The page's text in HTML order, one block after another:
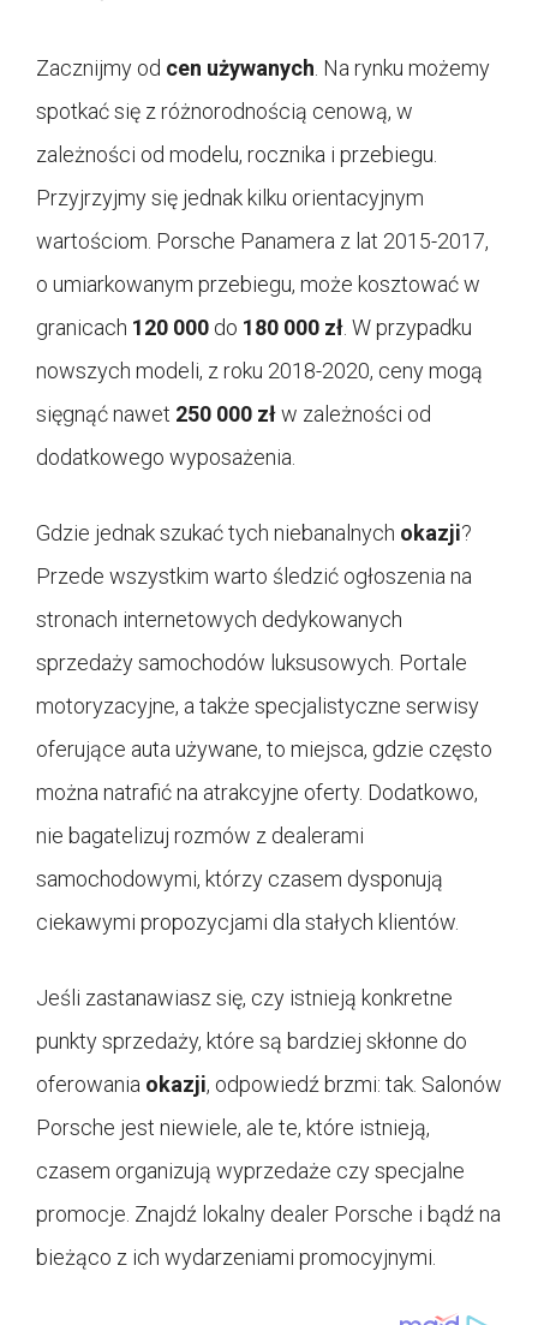
Zacznijmy od cen używanych . Na rynku możemy
spotkać się z różnorodnością cenową, w
zależności od modelu, rocznika i przebiegu.
Przyjrzyjmy się jednak kilku orientacyjnym
wartościom. Porsche Panamera z lat 2015-2017,
o umiarkowanym przebiegu, może kosztować w
granicach 120 000 do 180 000 zł . W przypadku
nowszych modeli, z roku 2018-2020, ceny mogą
sięgnąć nawet 250 000 złw zależności od
dodatkowego wyposażenia.
Gdzie jednak szukać tych niebanalnych okazji?
Przede wszystkim warto śledzić ogłoszenia na
stronach internetowych dedykowanych
sprzedaży samochodów luksusowych. Portale
motoryzacyjne, a także specjalistyczne serwisy
oferujące auta używane, to miejsca, gdzie często
można natrafić na atrakcyjne oferty. Dodatkowo,
nie bagatelizuj rozmów z dealerami
samochodowymi, którzy czasem dysponują
ciekawymi propozycjami dla stałych klientów.
Jeśli zastanawiasz się, czy istnieją konkretne
punkty sprzedaży, które są bardziej skłonne do
oferowania okazji, odpowiedź brzmi: tak. Salonów
Porsche jest niewiele, ale te, które istnieją,
czasem organizują wyprzedaże czy specjalne
promocje. Znajdź lokalny dealer Porsche i bądź na
bieżąco z ich wydarzeniami promocyjnymi.